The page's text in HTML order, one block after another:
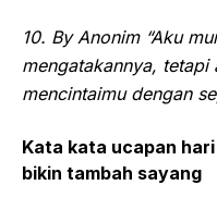
10. By Anonim “Aku
mengatakannya, tetapi
mencintaimu dengan
Kata kata ucapan
bikin tambah sayang